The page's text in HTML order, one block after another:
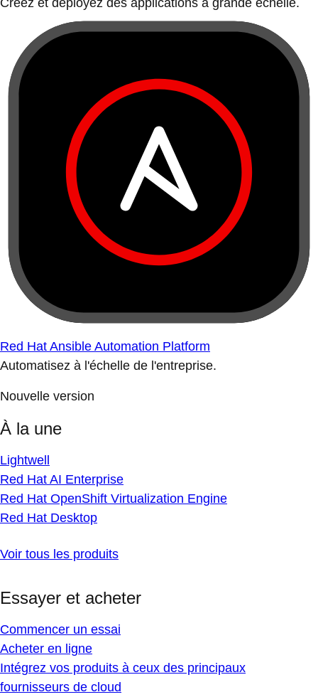
Créez et déployez des applications à grande échelle.
Red Hat Ansible Automation Platform
Automatisez à l'échelle de l'entreprise.
Nouvelle version
À la une
Lightwell
Red Hat AI Enterprise
Red Hat OpenShift Virtualization Engine
Red Hat Desktop
Voir tous les produits
Essayer et acheter
Commencer un essai
Acheter en ligne
Intégrez vos produits à ceux des principaux
fournisseurs de cloud